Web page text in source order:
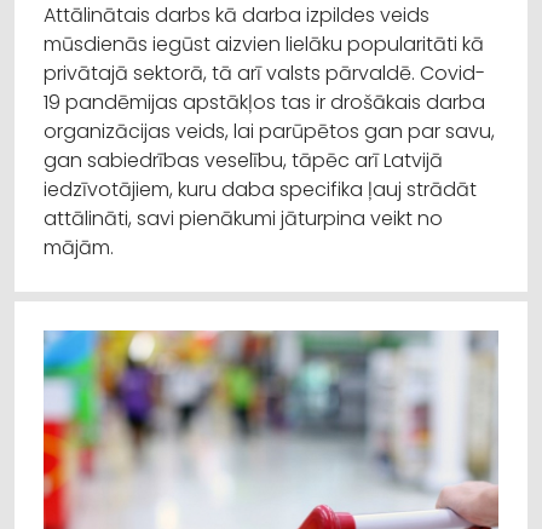
Attālinātais darbs kā darba izpildes veids
mūsdienās iegūst aizvien lielāku popularitāti kā
privātajā sektorā, tā arī valsts pārvaldē. Covid-
19 pandēmijas apstākļos tas ir drošākais darba
organizācijas veids, lai parūpētos gan par savu,
gan sabiedrības veselību, tāpēc arī Latvijā
iedzīvotājiem, kuru daba specifika ļauj strādāt
attālināti, savi pienākumi jāturpina veikt no
mājām.